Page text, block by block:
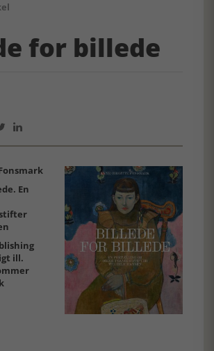
for billede

En
ill.